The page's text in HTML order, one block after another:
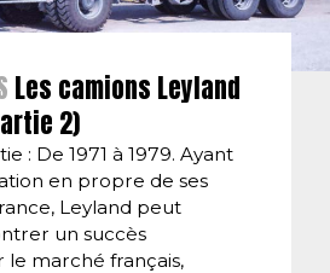
Les camions Leyland
2)
: De 1971 à 1979. Ayant
en propre de ses
Leyland peut
un succès
le marché français,